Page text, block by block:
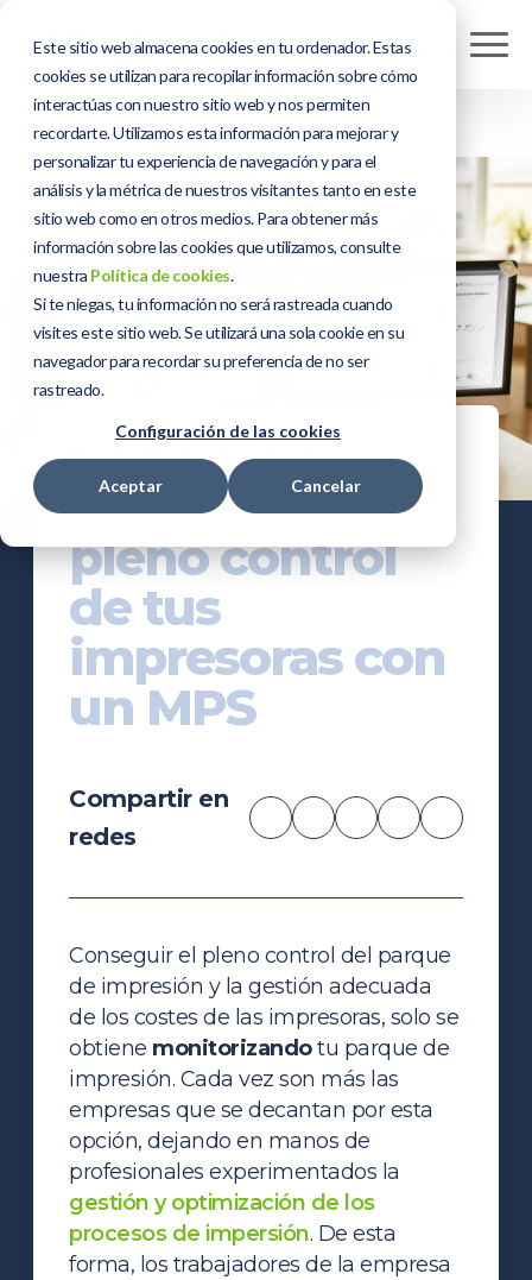
Este sitio web almacena cookies en tu ordenador. Estas
cookies se utilizan para recopilar información sobre cómo
interactúas con nuestro sitio web y nos permiten
recordarte. Utilizamos esta información para mejorar y
personalizar tu experiencia de navegación y para el
análisis y la métrica de nuestros visitantes tanto en este
sitio web como en otros medios. Para obtener más
información sobre las cookies que utilizamos, consulte
nuestra Política de cookies.
Si te niegas, tu información no será rastreada cuando
visites este sitio web. Se utilizará una sola cookie en su
navegador para recordar su preferencia de no ser
rastreado.
Configuración de las cookies
Aceptar Cancelar
Consigue el
pleno control
de tus
impresoras con
un MPS
Compartir en
redes
Conseguir el pleno control del parque
de impresión y la gestión adecuada
de los costes de las impresoras, solo se
obtiene monitorizandotu parque de
impresión. Cada vez son más las
empresas que se decantan por esta
opción, dejando en manos de
profesionales experimentados la
gestión y optimización de los
procesos de impersión. De esta
forma, los trabajadores de la empresa